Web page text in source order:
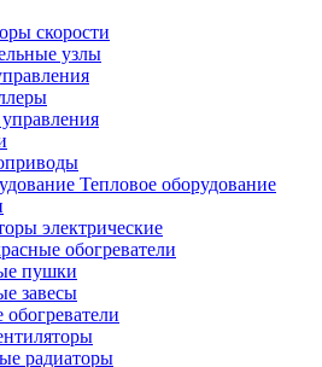
скорости
узлы
Тепловое оборудование
электрические
обогреватели
пушки
завесы
обогреватели
радиаторы